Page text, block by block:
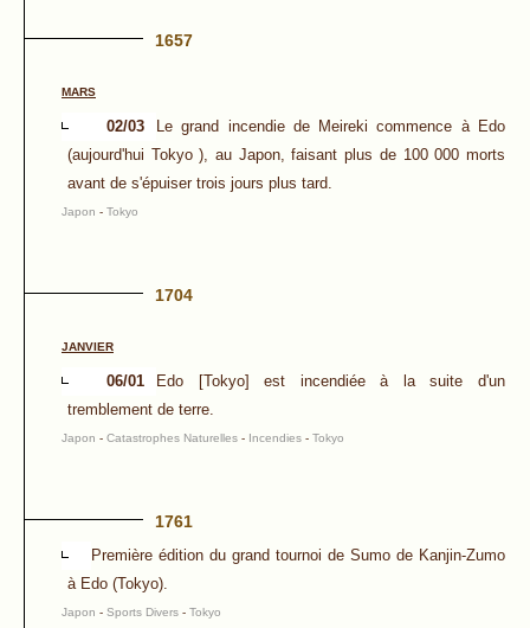
1657
MARS
02/03
Le grand incendie de Meireki commence à Edo
(aujourd'hui Tokyo ), au Japon, faisant plus de 100 000 morts
avant de s'épuiser trois jours plus tard.
Japon - Tokyo
1704
JANVIER
06/01
Edo [Tokyo] est incendiée à la suite d'un
tremblement de terre.
Japon - Catastrophes Naturelles - Incendies - Tokyo
1761
Première édition du grand tournoi de Sumo de Kanjin-Zumo
à Edo (Tokyo).
Japon - Sports Divers - Tokyo